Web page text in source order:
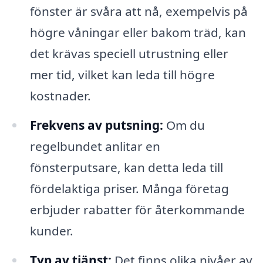
fönster är svåra att nå, exempelvis på
högre våningar eller bakom träd, kan
det krävas speciell utrustning eller
mer tid, vilket kan leda till högre
kostnader.
Frekvens av putsning: Om du
regelbundet anlitar en
fönsterputsare, kan detta leda till
fördelaktiga priser. Många företag
erbjuder rabatter för återkommande
kunder.